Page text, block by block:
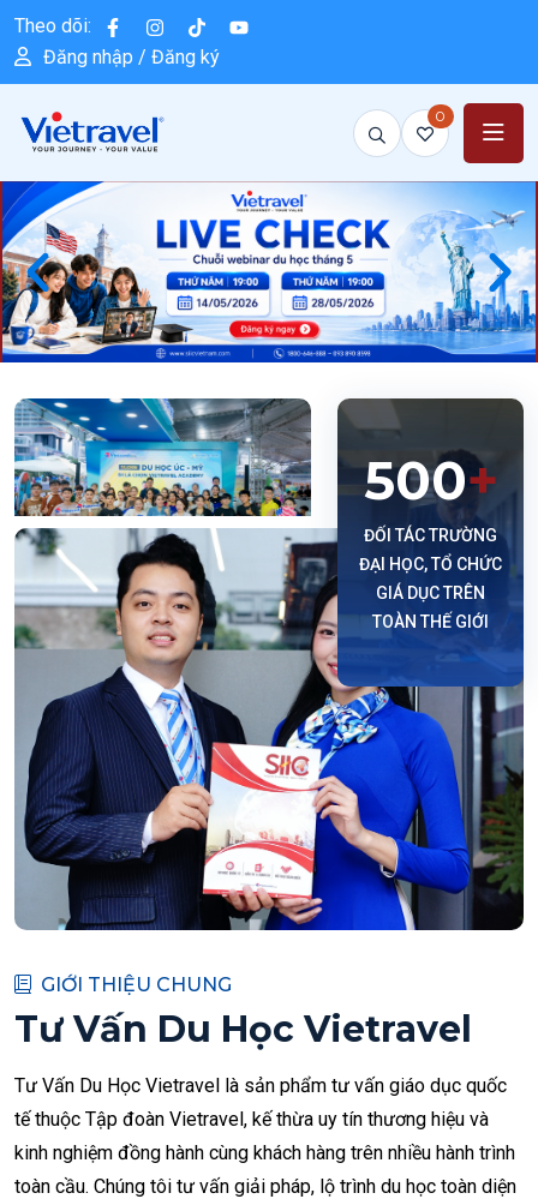
Theo dõi:
Đăng nhập / Đăng ký
0
500+
ĐỐI TÁC TRƯỜNG
ĐẠI HỌC, TỔ CHỨC
GIÁ DỤC TRÊN
TOÀN THẾ GIỚI
GIỚI THIỆU CHUNG
Tư Vấn Du Học Vietravel
Tư Vấn Du Học Vietravel là sản phẩm tư vấn giáo dục quốc
tế thuộc Tập đoàn Vietravel, kế thừa uy tín thương hiệu và
kinh nghiệm đồng hành cùng khách hàng trên nhiều hành trình
toàn cầu. Chúng tôi tư vấn giải pháp, lộ trình du học toàn diện